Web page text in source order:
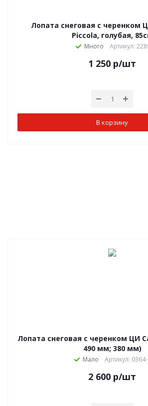
Лопата снеговая с черенком
Piccola, голубая,
Много Артикул:
1 250 р/шт
В корзину
Лопата снеговая с черенком ЦИ
490 мм; 380 мм)
Мало Артикул:
2 600 р/шт